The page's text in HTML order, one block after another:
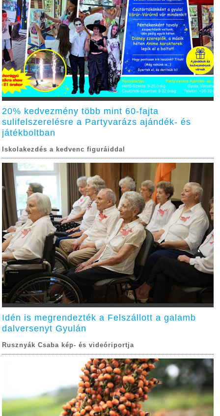
20% kedvezmény több mint 60-fajta
sulifelszerelésre a Partyvarázs ajándék- és
játékboltban
Iskolakezdés a kedvenc figuráiddal
Idén is megrendezték a Felszállott a galamb
dalversenyt Gyulán
Rusznyák Csaba kép- és videóriportja